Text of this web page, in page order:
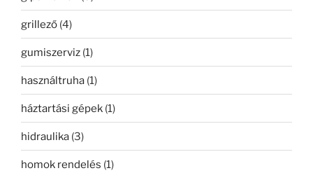
grillező (4)
gumiszerviz (1)
használtruha (1)
háztartási gépek (1)
hidraulika (3)
homok rendelés (1)